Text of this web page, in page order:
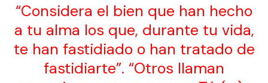
“Considera el bien que han hecho
a tu alma los que, durante tu vida,
te han fastidiado o han tratado de
fastidiarte”. “Otros llaman